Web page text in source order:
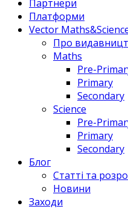
Партнери
Платформи
Vector
Про
Maths
Pre-
Primary
Secondary
Science
Pre-
Primary
Secondary
Блог
Статті та
Новини
Заходи